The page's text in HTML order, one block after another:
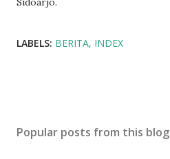
LABELS: BERITA INDEX
Popular posts from this blog